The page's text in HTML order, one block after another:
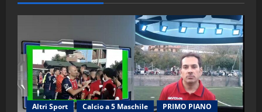
Altri Sport Calcio a 5 Maschile
PRIMO PIANO